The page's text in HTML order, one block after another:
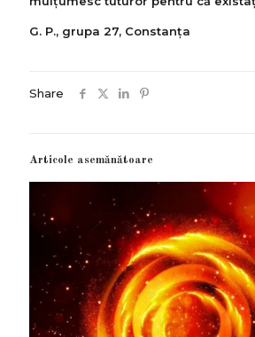
G. P., grupa 27, Constanța
Share
Articole asemănătoare